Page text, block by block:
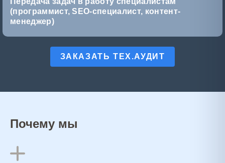
(программист, SEO-специалист, контент-
менеджер)
ЗАКАЗАТЬ ТЕХ.АУДИТ
Почему мы